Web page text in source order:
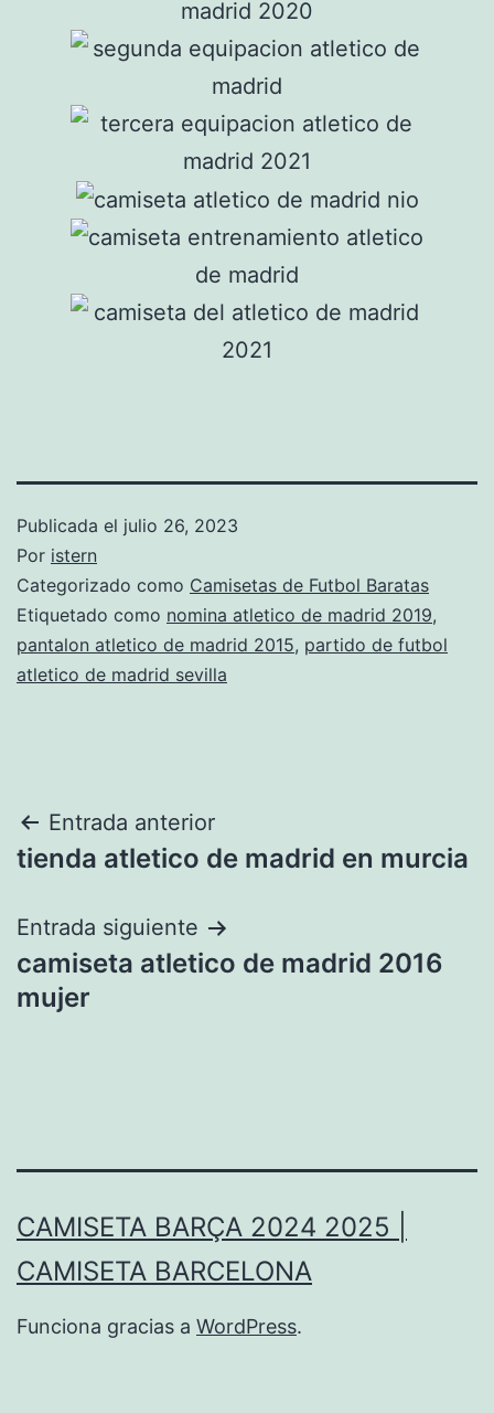
Publicada el julio 26, 2023
Por istern
Categorizado como Camisetas de Futbol Baratas
Etiquetado como nomina atletico de madrid 2019,
pantalon atletico de madrid 2015, partido de futbol
atletico de madrid sevilla
Navegación
de
entradas
Entrada anterior
tienda atletico de madrid en murcia
Entrada siguiente
camiseta atletico de madrid 2016
mujer
CAMISETA BARÇA 2024 2025 |
CAMISETA BARCELONA
Funciona gracias a WordPress.